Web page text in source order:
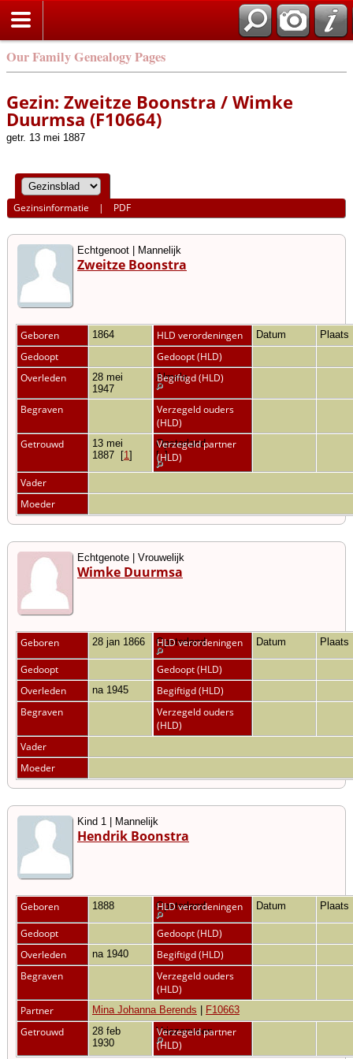
Our Family Genealogy Pages
Gezin: Zweitze Boonstra / Wimke
Duurmsa (F10664)
getr. 13 mei 1887
Gezinsinformatie | PDF
Echtgenoot | Mannelijk
Zweitze Boonstra
Geboren 1864 HLD verordeningen Datum Plaats
Gedoopt
Gedoopt (HLD)
Overleden
28 mei
1947
Almelo
Begiftigd (HLD)
Begraven
Verzegeld ouders
(HLD)
Getrouwd
13 mei
1887
[1 ]
Opsterland
[1]
Verzegeld partner
(HLD)
Vader
Moeder
Echtgenote | Vrouwelijk
Wimke Duurmsa
Geboren 28 jan 1866 Opsterland
HLD verordeningen Datum Plaats
Gedoopt
Gedoopt (HLD)
Overleden
na 1945
Begiftigd (HLD)
Begraven
Verzegeld ouders
(HLD)
Vader
Moeder
Kind 1 | Mannelijk
Hendrik Boonstra
Geboren 1888 Opsterland
HLD verordeningen Datum Plaats
Gedoopt
Gedoopt (HLD)
Overleden
na 1940
Begiftigd (HLD)
Begraven
Verzegeld ouders
(HLD)
Partner
Mina Johanna Berends F10663
Getrouwd
28 feb
1930
Vriezenveen
Verzegeld partner
(HLD)